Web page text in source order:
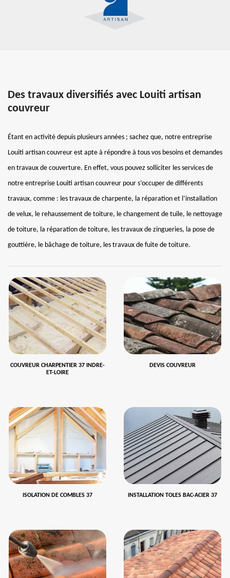
Des travaux diversifiés avec Louiti artisan
couvreur
Étant en activité depuis plusieurs années ; sachez que, notre entreprise
Louiti artisan couvreur est apte à répondre à tous vos besoins et demandes
en travaux de couverture. En effet, vous pouvez solliciter les services de
notre entreprise Louiti artisan couvreur pour s’occuper de différents
travaux, comme : les travaux de charpente, la réparation et l’installation
de velux, le rehaussement de toiture, le changement de tuile, le nettoyage
de toiture, la réparation de toiture, les travaux de zingueries, la pose de
gouttière, le bâchage de toiture, les travaux de fuite de toiture.
COUVREUR CHARPENTIER 37 INDRE-
ET-LOIRE
DEVIS COUVREUR
ISOLATION DE COMBLES 37 INSTALLATION TOLES BAC-ACIER 37